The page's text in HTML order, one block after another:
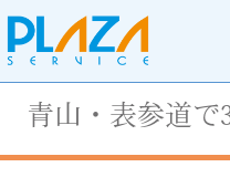
青山・表参道で